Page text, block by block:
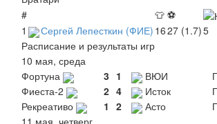
#
👕 ⚽
1
Сергей Лепесткин (ФИЕ) 1627 (1.7)5
Расписание и результаты игр
10 мая, среда
Фортуна
3 1 ВЮИ
Фиеста-2
2 4 Исток
Рекреативо
1 2 Асто